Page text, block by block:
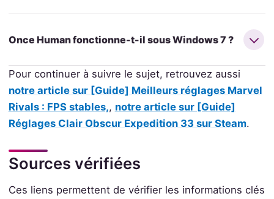
Once Human fonctionne-t-il sous Windows 7 ?
Pour continuer à suivre le sujet, retrouvez aussi
notre article sur [Guide] Meilleurs réglages Marvel
Rivals : FPS stables,, notre article sur [Guide]
Réglages Clair Obscur Expedition 33 sur Steam.
Sources vérifiées
Ces liens permettent de vérifier les informations clés